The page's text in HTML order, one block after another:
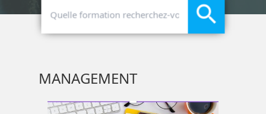
search
MANAGEMENT